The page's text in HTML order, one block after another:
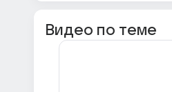
Видео по теме